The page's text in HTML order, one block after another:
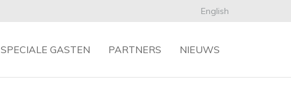
English
SPECIALE GASTEN PARTNERS NIEUWS